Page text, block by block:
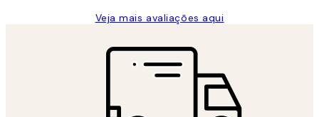
Veja mais avaliações aqui